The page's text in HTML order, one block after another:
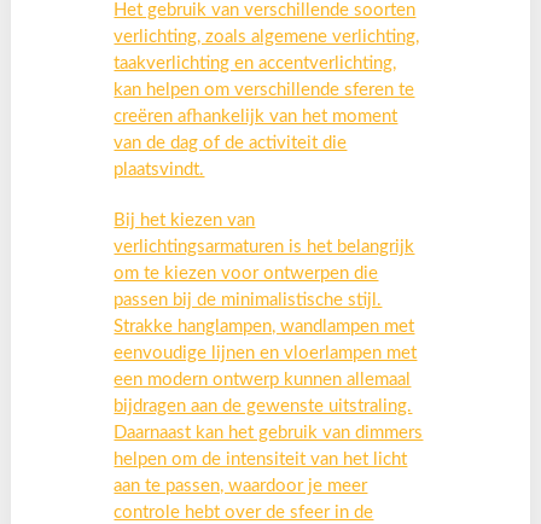
Het gebruik van verschillende soorten
verlichting, zoals algemene verlichting,
taakverlichting en accentverlichting,
kan helpen om verschillende sferen te
creëren afhankelijk van het moment
van de dag of de activiteit die
plaatsvindt.
Bij het kiezen van
verlichtingsarmaturen is het belangrijk
om te kiezen voor ontwerpen die
passen bij de minimalistische stijl.
Strakke hanglampen, wandlampen met
eenvoudige lijnen en vloerlampen met
een modern ontwerp kunnen allemaal
bijdragen aan de gewenste uitstraling.
Daarnaast kan het gebruik van dimmers
helpen om de intensiteit van het licht
aan te passen, waardoor je meer
controle hebt over de sfeer in de